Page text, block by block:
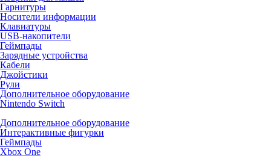
Гарнитуры
Носители информации
Клавиатуры
USB-накопители
Геймпады
Зарядные устройства
Кабели
Джойстики
Рули
Дополнительное оборудование
Nintendo Switch
Дополнительное оборудование
Интерактивные фигурки
Геймпады
Xbox One